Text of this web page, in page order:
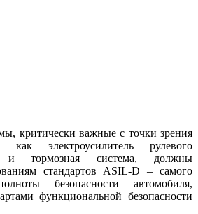
критически важные с точки зрения
как электроусилитель рулевого
тормозная система, должны
стандартов ASIL-D – самого
безопасности автомобиля,
функциональной безопасности